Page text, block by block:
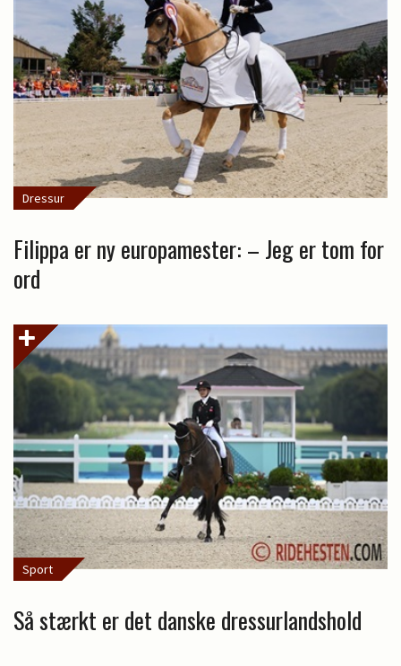
Dressur
Filippa er ny europamester: – Jeg er tom for
ord
Sport
Så stærkt er det danske dressurlandshold